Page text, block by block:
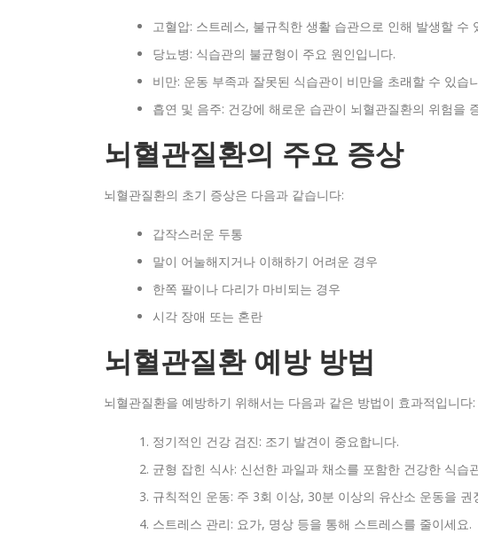
고혈압: 스트레스, 불규칙한 생활 습관으로 인해 발생할 수
당뇨병: 식습관의 불균형이 주요 원인입니다.
비만: 운동 부족과 잘못된 식습관이 비만을 초래할 수 있습
흡연 및 음주: 건강에 해로운 습관이 뇌혈관질환의 위험을
뇌혈관질환의 주요 증상
뇌혈관질환의 초기 증상은 다음과 같습니다:
갑작스러운 두통
말이 어눌해지거나 이해하기 어려운 경우
한쪽 팔이나 다리가 마비되는 경우
시각 장애 또는 혼란
뇌혈관질환 예방 방법
뇌혈관질환을 예방하기 위해서는 다음과 같은 방법이 효과적입니다:
정기적인 건강 검진: 조기 발견이 중요합니다.
균형 잡힌 식사: 신선한 과일과 채소를 포함한 건강한 식습
규칙적인 운동: 주 3회 이상, 30분 이상의 유산소 운동을 권
스트레스 관리: 요가, 명상 등을 통해 스트레스를 줄이세요.